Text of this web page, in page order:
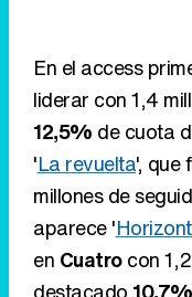
En el access
liderar con 1,4
12,5% de cuota
'La revuelta', que
millones de
aparece '
en Cuatrocon